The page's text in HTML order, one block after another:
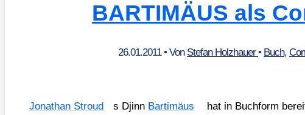
BARTIMÄUS als
26.01.2011• Von Stefan Holzhauer• Buch,
Jona­than Stroud s Djinn Bar­ti­mä­us
hat in Buch­form